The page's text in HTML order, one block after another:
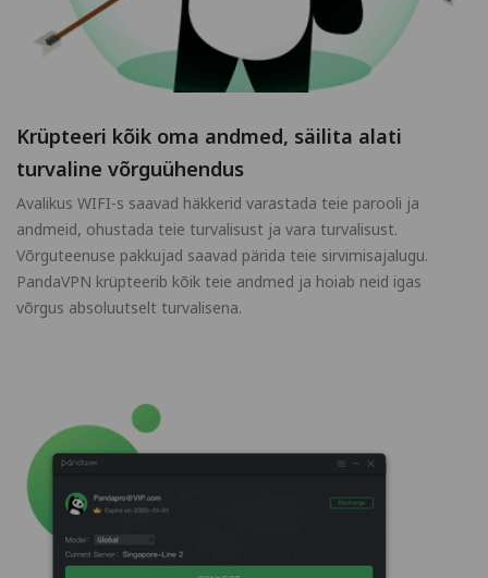
Krüpteeri kõik oma andmed, säilita alati
turvaline võrguühendus
Avalikus WIFI-s saavad häkkerid varastada teie parooli ja
andmeid, ohustada teie turvalisust ja vara turvalisust.
Võrguteenuse pakkujad saavad pärida teie sirvimisajalugu.
PandaVPN krüpteerib kõik teie andmed ja hoiab neid igas
võrgus absoluutselt turvalisena.